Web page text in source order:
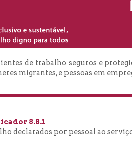
de trabalho seguros e
migrantes, e pessoas em
8.8.1
declarados por pessoal ao